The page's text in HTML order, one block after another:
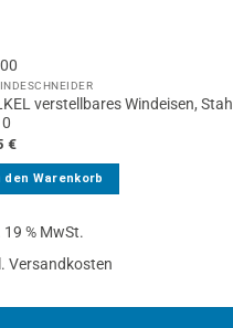
verstellbares Windeisen,
€
den Warenkorb
19 % MwSt.
Versandkosten